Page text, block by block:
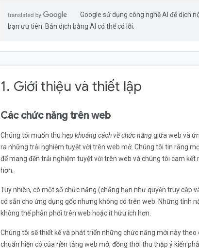
Google sử dụng công nghệ AI để dịch
bạn ưu tiên. Bản dịch bằng AI có thể có lỗi.
1. Giới thiệu và thiết lập
Các chức năng trên web
Chúng tôi muốn thu hẹp khoảng cách về chức nănggiữa web và
ra những trải nghiệm tuyệt vời trên web mở. Chúng tôi tin rằng
để mang đến trải nghiệm tuyệt vời trên web và chúng tôi cam
hơn.
Tuy nhiên, có một số chức năng (chẳng hạn như quyền truy cập
có sẵn cho ứng dụng gốc nhưng không có trên web. Những tính
không thể phân phối trên web hoặc ít hữu ích hơn.
Chúng tôi sẽ thiết kế và phát triển những chức năng mới này theo
chuẩn hiện có của nền tảng web mở, đồng thời thu thập ý kiến